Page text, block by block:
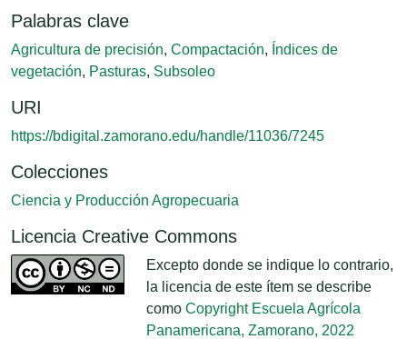
Palabras clave
Agricultura de precisión, Compactación, Índices de
vegetación, Pasturas, Subsoleo
URI
https://bdigital.zamorano.edu/handle/11036/7245
Colecciones
Ciencia y Producción Agropecuaria
Licencia Creative Commons
Excepto donde se indique lo contrario,
la licencia de este ítem se describe
como Copyright Escuela Agrícola
Panamericana, Zamorano, 2022